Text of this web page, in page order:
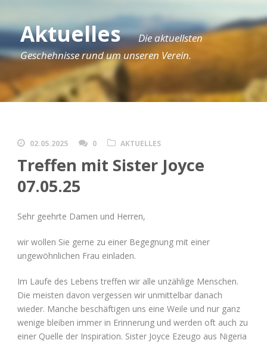
Aktuelles
Die aktuellsten
Geschehnisse rund um unseren Verein.
02.05.2025 0 AKTUELLES
Treffen mit Sister Joyce
07.05.25
Sehr geehrte Damen und Herren,
wir wollen Sie gerne zu einer Begegnung mit einer
ungewöhnlichen Frau einladen.
Im Laufe des Lebens treffen wir alle unzählige Menschen.
Die meisten davon vergessen wir unmittelbar danach
wieder. Manche beschäftigen uns eine Weile und nur ganz
wenige bleiben immer in Erinnerung und werden oft auch zu
einer Quelle der Inspiration. Sister Joyce Ezeugo aus Nigeria